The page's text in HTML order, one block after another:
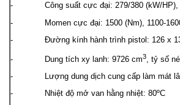
- Công suất cực đại: 279/380 (kW/HP),
- Momen cực đại: 1500 (Nm), 1100-1600
- Đường kính hành trình pistol: 126 x
- Dung tích xy lanh: 9726 cm3
, tỷ số
- Lượng dung dịch cung cấp làm mát lâu
- Nhiệt độ mở van hằng nhiệt: 80ºC